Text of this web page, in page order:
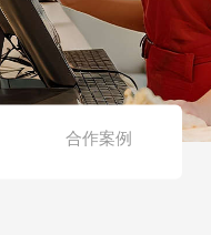
合作案例